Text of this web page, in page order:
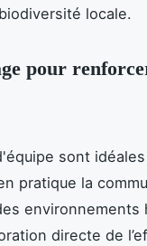
locale.
pour
sont
pratique la
environnements
directe de